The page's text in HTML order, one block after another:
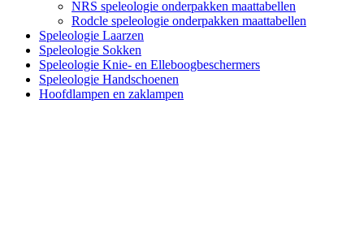
NRS speleologie onderpakken maattabellen
Rodcle speleologie onderpakken maattabellen
Speleologie Laarzen
Speleologie Sokken
Speleologie Knie- en Elleboogbeschermers
Speleologie Handschoenen
Hoofdlampen en zaklampen